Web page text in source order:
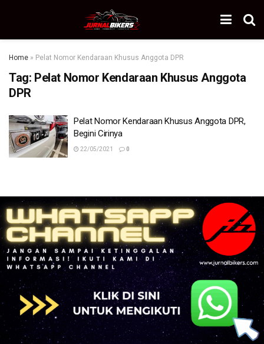
Home » Pelat Nomor Kendaraan Khusus Anggota DPR
Tag: Pelat Nomor Kendaraan Khusus Anggota
DPR
Pelat Nomor Kendaraan Khusus Anggota DPR,
Begini Cirinya
22/05/2021 0